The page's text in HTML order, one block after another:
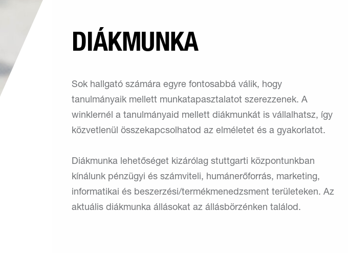
DIÁKMUNKA
Sok hallgató számára egyre fontosabbá válik, hogy
tanulmányaik mellett munkatapasztalatot szerezzenek. A
winklernél a tanulmányaid mellett diákmunkát is vállalhatsz, így
közvetlenül összekapcsolhatod az elméletet és a gyakorlatot.
Diákmunka lehetőséget kizárólag stuttgarti központunkban
kínálunk pénzügyi és számviteli, humánerőforrás, marketing,
informatikai és beszerzési/termékmenedzsment területeken. Az
aktuális diákmunka állásokat az állásbörzénken találod.